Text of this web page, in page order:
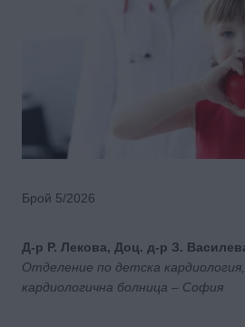
Брой 5/2026
Д-р Р. Лекова, Доц. д-р З.
Отделение по детска
кардиологична болница – София